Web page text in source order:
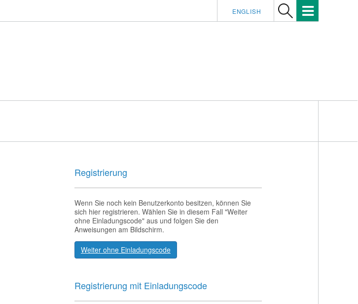
ENGLISH
Registrierung
Wenn Sie noch kein Benutzerkonto besitzen, können Sie
sich hier registrieren. Wählen Sie in diesem Fall "Weiter
ohne Einladungscode" aus und folgen Sie den
Anweisungen am Bildschirm.
Weiter ohne Einladungscode
Registrierung mit Einladungscode